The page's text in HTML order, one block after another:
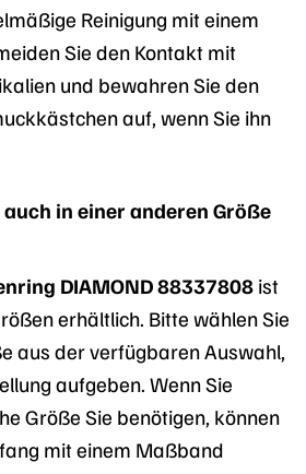
Reinigung mit einem
Sie den Kontakt mit
und bewahren Sie den
auf, wenn Sie ihn
in einer anderen Größe
DIAMOND 88337808 ist
erhältlich. Bitte wählen Sie
aus der verfügbaren Auswahl,
aufgeben. Wenn Sie
Größe Sie benötigen, können
mit einem Maßband